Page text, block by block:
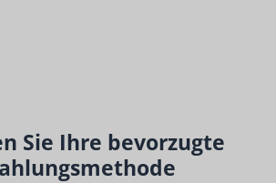
Sie Ihre bevorzugte